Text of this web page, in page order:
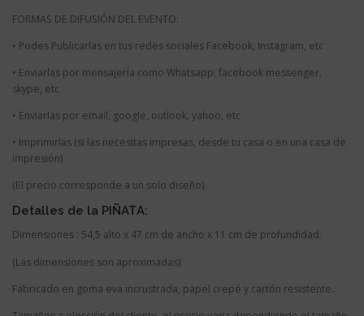
FORMAS DE DIFUSIÓN DEL EVENTO:
• Podes Publicarlas en tus redes sociales Facebook, Instagram, etc
• Enviarlas por mensajería como Whatsapp, facebook messenger,
skype, etc
• Enviarlas por email, google, outlook, yahoo, etc
• Imprimirlas (si las necesitas impresas, desde tu casa o en una casa de
impresión)
(El precio corresponde a un solo diseño)
Detalles de la PIÑATA:
Dimensiones : 54,5 alto x 47 cm de ancho x 11 cm de profundidad.
(Las dimensiones son aproximadas)
Fabricado en goma eva incrustrada, papel crepé y cartón resistente.